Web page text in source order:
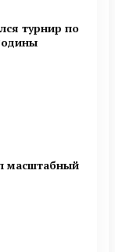
турнир по
масштабный